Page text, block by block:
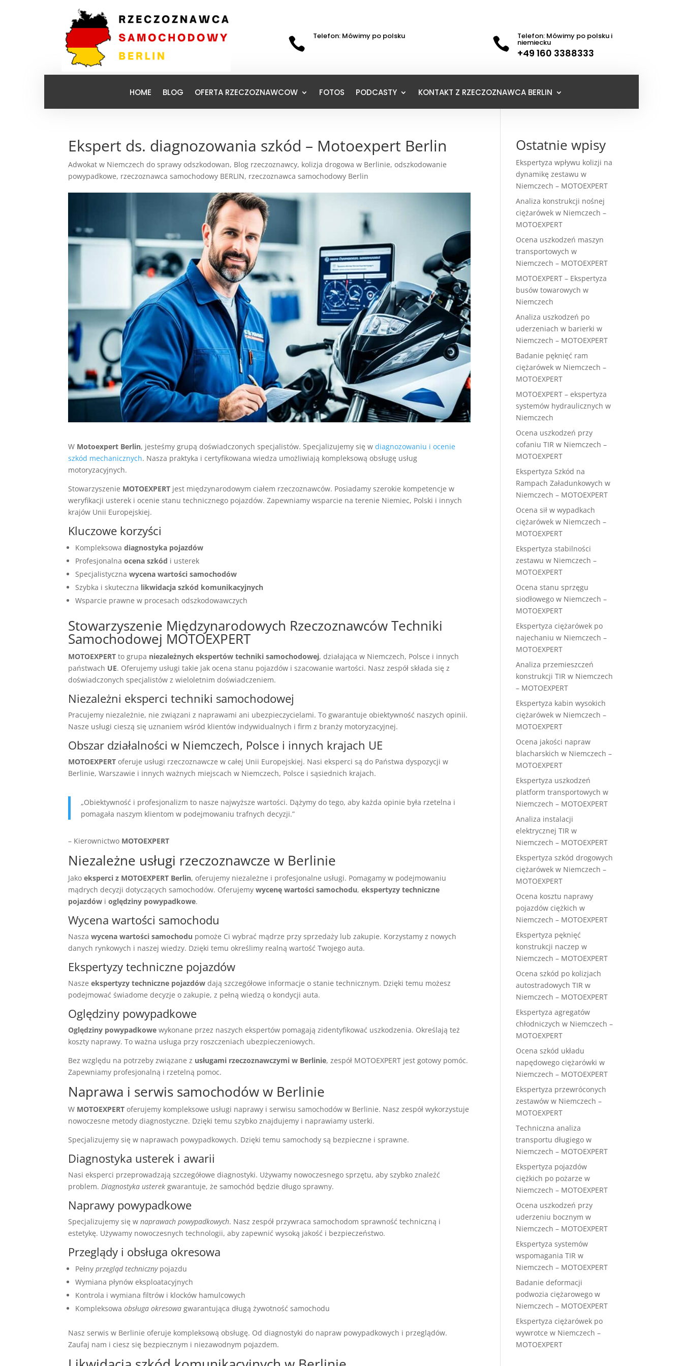
 Telefon: Mówimy po polsku  Telefon: Mówimy po polsku i
niemiecku
+49 160 3388333
HOME BLOG OFERTA RZECZOZNAWCOW FOTOS PODCASTY KONTAKT Z RZECZOZNAWCA BERLIN
Ekspert ds. diagnozowania szkód – Motoexpert Berlin
Adwokat w Niemczech do sprawy odszkodowan, Blog rzeczoznawcy, kolizja drogowa w Berlinie,odszkodowanie
powypadkowe, rzeczoznawca samochodowy BERLIN, rzeczoznawca samochodowy Berlin
W Motoexpert Berlin, jesteśmy grupą doświadczonych specjalistów. Specjalizujemy się wdiagnozowaniu i ocenie
szkód mechanicznych. Nasza praktyka i certyfikowana wiedza umożliwiają kompleksową obsługę usług
motoryzacyjnych.
Stowarzyszenie MOTOEXPERT jest międzynarodowym ciałem rzeczoznawców. Posiadamy szerokie kompetencje w
weryfikacji usterek i ocenie stanu technicznego pojazdów. Zapewniamy wsparcie na terenie Niemiec, Polski i innych
krajów Unii Europejskiej.
Kluczowe korzyści
Kompleksowadiagnostyka pojazdów
Profesjonalnaocena szkód i usterek
Specjalistycznawycena wartości samochodów
Szybka i skuteczna likwidacja szkód komunikacyjnych
Wsparcie prawne w procesach odszkodowawczych
Stowarzyszenie Międzynarodowych Rzeczoznawców Techniki
Samochodowej MOTOEXPERT
MOTOEXPERT to grupa niezależnych ekspertów techniki samochodowej, działająca w Niemczech, Polsce i innych
państwach UE. Oferujemy usługi takie jak ocena stanu pojazdów i szacowanie wartości. Nasz zespół składa się z
doświadczonych specjalistów z wieloletnim doświadczeniem.
Niezależni eksperci techniki samochodowej
Pracujemy niezależnie, nie związani z naprawami ani ubezpieczycielami. To gwarantuje obiektywność naszych opinii.
Nasze usługi cieszą się uznaniem wśród klientów indywidualnych i firm z branży motoryzacyjnej.
Obszar działalności w Niemczech, Polsce i innych krajach UE
MOTOEXPERT oferuje usługi rzeczoznawcze w całej Unii Europejskiej. Nasi eksperci są do Państwa dyspozycji w
Berlinie, Warszawie i innych ważnych miejscach w Niemczech, Polsce i sąsiednich krajach.
„Obiektywność i profesjonalizm to nasze najwyższe wartości. Dążymy do tego, aby każda opinie była rzetelna i
pomagała naszym klientom w podejmowaniu trafnych decyzji.”
– Kierownictwo MOTOEXPERT
Niezależne usługi rzeczoznawcze w Berlinie
Jakoeksperci z MOTOEXPERT Berlin, oferujemy niezależne i profesjonalne usługi. Pomagamy w podejmowaniu
mądrych decyzji dotyczących samochodów. Oferujemywycenę wartości samochodu,ekspertyzy techniczne
pojazdów ioględziny powypadkowe.
Wycena wartości samochodu
Naszawycena wartości samochodu pomoże Ci wybrać mądrze przy sprzedaży lub zakupie. Korzystamy z nowych
danych rynkowych i naszej wiedzy. Dzięki temu określimy realną wartość Twojego auta.
Ekspertyzy techniczne pojazdów
Naszeekspertyzy techniczne pojazdów dają szczegółowe informacje o stanie technicznym. Dzięki temu możesz
podejmować świadome decyzje o zakupie, z pełną wiedzą o kondycji auta.
Oględziny powypadkowe
Oględziny powypadkowe wykonane przez naszych ekspertów pomagają zidentyfikować uszkodzenia. Określają też
koszty naprawy. To ważna usługa przy roszczeniach ubezpieczeniowych.
Bez względu na potrzeby związane z usługami rzeczoznawczymi w Berlinie, zespół MOTOEXPERT jest gotowy pomóc.
Zapewniamy profesjonalną i rzetelną pomoc.
Naprawa i serwis samochodów w Berlinie
W MOTOEXPERT oferujemy kompleksowe usługi naprawy i serwisu samochodów w Berlinie. Nasz zespół wykorzystuje
nowoczesne metody diagnostyczne. Dzięki temu szybko znajdujemy i naprawiamy usterki.
Specjalizujemy się w naprawach powypadkowych. Dzięki temu samochody są bezpieczne i sprawne.
Diagnostyka usterek i awarii
Nasi eksperci przeprowadzają szczegółowe diagnostyki. Używamy nowoczesnego sprzętu, aby szybko znaleźć
problem.Diagnostyka usterek gwarantuje, że samochód będzie długo sprawny.
Naprawy powypadkowe
Specjalizujemy się wnaprawach powypadkowych. Nasz zespół przywraca samochodom sprawność techniczną i
estetykę. Używamy nowoczesnych technologii, aby zapewnić wysoką jakość i bezpieczeństwo.
Przeglądy i obsługa okresowa
Pełnyprzegląd technicznypojazdu
Wymiana płynów eksploatacyjnych
Kontrola i wymiana filtrów i klocków hamulcowych
Kompleksowaobsługa okresowa gwarantująca długą żywotność samochodu
Nasz serwis w Berlinie oferuje kompleksową obsługę. Od diagnostyki do napraw powypadkowych i przeglądów.
Zaufaj nam i ciesz się bezpiecznym i niezawodnym pojazdem.
Ostatnie wpisy
Ekspertyza wpływu kolizji na
dynamikę zestawu w
Niemczech – MOTOEXPERT
Analiza konstrukcji nośnej
ciężarówek w Niemczech –
MOTOEXPERT
Ocena uszkodzeń maszyn
transportowych w
Niemczech – MOTOEXPERT
MOTOEXPERT – Ekspertyza
busów towarowych w
Niemczech
Analiza uszkodzeń po
uderzeniach w barierki w
Niemczech – MOTOEXPERT
Badanie pęknięć ram
ciężarówek w Niemczech –
MOTOEXPERT
MOTOEXPERT – ekspertyza
systemów hydraulicznych w
Niemczech
Ocena uszkodzeń przy
cofaniu TIR w Niemczech –
MOTOEXPERT
Ekspertyza Szkód na
Rampach Załadunkowych w
Niemczech – MOTOEXPERT
Ocena sił w wypadkach
ciężarówek w Niemczech –
MOTOEXPERT
Ekspertyza stabilności
zestawu w Niemczech –
MOTOEXPERT
Ocena stanu sprzęgu
siodłowego w Niemczech –
MOTOEXPERT
Ekspertyza ciężarówek po
najechaniu w Niemczech –
MOTOEXPERT
Analiza przemieszczeń
konstrukcji TIR w Niemczech
– MOTOEXPERT
Ekspertyza kabin wysokich
ciężarówek w Niemczech –
MOTOEXPERT
Ocena jakości napraw
blacharskich w Niemczech –
MOTOEXPERT
Ekspertyza uszkodzeń
platform transportowych w
Niemczech – MOTOEXPERT
Analiza instalacji
elektrycznej TIR w
Niemczech – MOTOEXPERT
Ekspertyza szkód drogowych
ciężarówek w Niemczech –
MOTOEXPERT
Ocena kosztu naprawy
pojazdów ciężkich w
Niemczech – MOTOEXPERT
Ekspertyza pęknięć
konstrukcji naczep w
Niemczech – MOTOEXPERT
Ocena szkód po kolizjach
autostradowych TIR w
Niemczech – MOTOEXPERT
Ekspertyza agregatów
chłodniczych w Niemczech –
MOTOEXPERT
Ocena szkód układu
napędowego ciężarówki w
Niemczech – MOTOEXPERT
Ekspertyza przewróconych
zestawów w Niemczech –
MOTOEXPERT
Techniczna analiza
transportu długiego w
Niemczech – MOTOEXPERT
Ekspertyza pojazdów
ciężkich po pożarze w
Niemczech – MOTOEXPERT
Ocena uszkodzeń przy
uderzeniu bocznym w
Niemczech – MOTOEXPERT
Ekspertyza systemów
wspomagania TIR w
Niemczech – MOTOEXPERT
Badanie deformacji
podwozia ciężarowego w
Niemczech – MOTOEXPERT
Ekspertyza ciężarówek po
wywrotce w Niemczech –
MOTOEXPERT